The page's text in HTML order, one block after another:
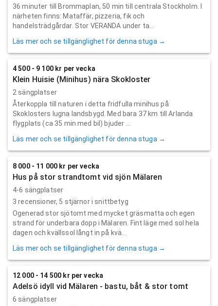
36 minuter till Brommaplan, 50 min till centrala Stockholm. I
närheten finns: Mataffär, pizzeria, fik och
handelsträdgårdar. Stor VERANDA under ta...
Läs mer och se tillgänglighet för denna stuga →
4 500 - 9 100 kr per vecka
Klein Huisie (Minihus) nära Skokloster
2 sängplatser
Återkoppla till naturen i detta fridfulla minihus på
Skoklosters lugna landsbygd. Med bara 37 km till Arlanda
flygplats (ca 35 min med bil) bjuder ...
Läs mer och se tillgänglighet för denna stuga →
8 000 - 11 000 kr per vecka
Hus på stor strandtomt vid sjön Mälaren
4-6 sängplatser
3 recensioner, 5 stjärnor i snittbetyg
Ogenerad stor sjötomt med mycket gräsmatta och egen
strand för underbara dopp i Mälaren. Fint läge med sol hela
dagen och kvällssol långt in på kvä...
Läs mer och se tillgänglighet för denna stuga →
12 000 - 14 500 kr per vecka
Adelsö idyll vid Mälaren - bastu, båt & stor tomt
6 sängplatser